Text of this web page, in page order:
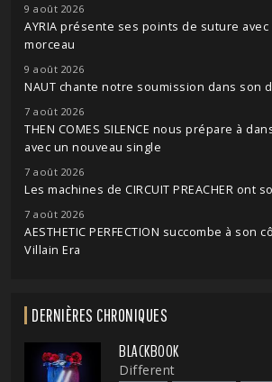
9 août 2026
AYRIA présente ses points de suture
morceau
9 août 2026
NAUT chante notre soumission dans son
7 août 2026
THEN COMES SILENCE nous prépare à
avec un nouveau single
7 août 2026
Les machines de CIRCUIT PREACHER ont
7 août 2026
AESTHETIC PERFECTION succombe à son
Villain Era
DERNIÈRES CHRONIQUES
BLACKBOOK
Different